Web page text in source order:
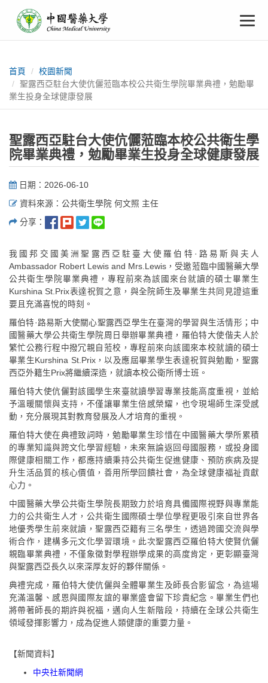
要
中
國
醫
藥
大
學
首頁
校園新聞
聖露西亞駐台大使伉儷蒞臨本校公共衛生學院畢業典禮，勉勵畢
業生投身全球健康發展
聖露西亞駐台大使伉儷蒞臨本校公共衛生學
院畢業典禮，勉勵畢業生投身全球健康發展
日期：2026-06-10
資料來源：公共衛生學院 何文照 主任
分享：
我國邦交國美洲聖露西亞駐臺大使羅伯特·路易斯與夫人
Ambassador Robert Lewis and Mrs.Lewis，受邀蒞臨中國醫藥大學
公共衛生學院畢業典禮，專程前來為該國來台就讀的碩士畢業生
Kurshina St.Prix表達祝賀之意，與全院師生及畢業生共同見證這重
要且充滿喜悅的時刻。
羅伯特·路易斯大使關心聖露西亞學生在臺灣的學習與生活情形；中
國醫藥大學公共衛生學院周日舉辦畢業典禮，羅伯特大使偕夫人於
繁忙公務行程中撥冗親自蒞校，專程前來向該國來本校就讀的碩士
畢業生Kurshina St.Prix，以及應屆畢業學生表達祝賀與勉勵，聖露
西亞外籍生Prix將繼續深造，就讀本校公衛所博士班。
羅伯特大使伉儷對該國學生來臺就讀學習專業技能高度重視，並給
予溫暖關懷與支持，不僅讓畢業生倍感榮耀，也令現場師生深受感
動，充分展現其對教育發展及人才培育的重視。
羅伯特大使在典禮致詞時，勉勵畢業生珍惜在中國醫藥大學所累積
的專業知識與跨文化學習經驗，未來無論返回母國服務，或投身國
際健康相關工作，都應持續秉持公共衛生促進健康、預防疾病及提
升生活品質的核心價值，善用所學回饋社會，為全球健康福祉貢獻
心力。
中國醫藥大學公共衛生學院長期致力於培育具備國際視野與專業能
力的公共衛生人才，公共衛生國際碩士學位學程更吸引來自世界各
地優秀學生前來就讀，聖露西亞籍有三名學生，透過跨國交流與學
術合作，建構多元文化學習環境。此次聖露西亞羅伯特大使賢伉儷
親臨畢業典禮，不僅象徵對學程辦學成果的高度肯定，更彰顯臺灣
與聖露西亞長久以來深厚友好的夥伴關係。
典禮完成，羅伯特大使伉儷與全體畢業生及師長合影留念，為這場
充滿溫馨、感恩與國際友誼的畢業盛會留下珍貴紀念。畢業生們也
將帶著師長的期許與祝福，邁向人生新階段，持續在全球公共衛生
領域發揮影響力，成為促進人類健康的重要力量。
【新聞資料】
中央社新聞網